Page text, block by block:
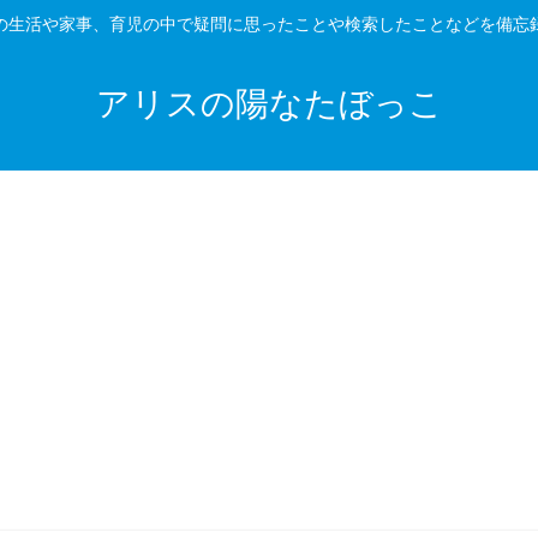
活や家事、育児の中で疑問に思ったことや検索したことなどを備忘
アリスの陽なたぼっこ